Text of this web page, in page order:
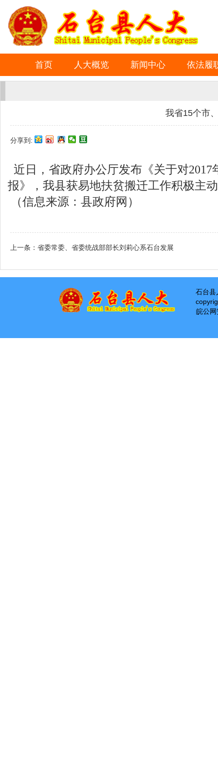
首页 人大概览 新闻中心 依法履
我省15个市
分享到:
近日，省政府办公厅发布《关于对
报》，我县获易地扶贫搬迁工作积极主
（信息来源：县政府网）
上一条： 省委常委、省委统战部部长刘莉心系石台发展
石台县
皖公